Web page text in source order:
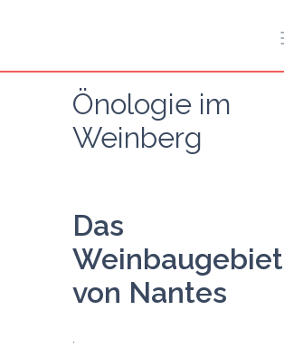
Önologie im
Weinberg
Das
Weinbaugebiet
von Nantes